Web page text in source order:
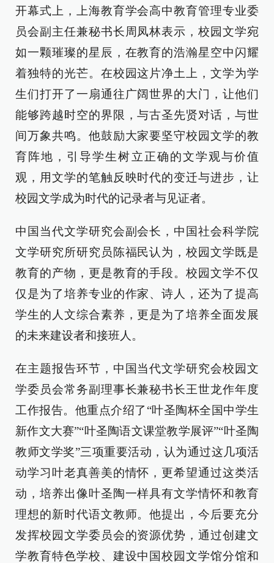
开幕式上，上海教育学会高中教育管理专业委
员会副主任兼秘书长周凤林表示，校园文学宛
如一颗璀璨的星辰，在教育的浩瀚星空中闪耀
着独特的光芒。在校园这片净土上，文学为学
生们打开了一扇通往广阔世界的大门，让他们
能够跨越时空的界限，与古圣先贤对话，与世
间万象共鸣。他鼓励大家要坚守校园文学的教
育阵地，引导学生树立正确的文学观与价值
观，用文学的笔触反映时代的变迁与进步，让
校园文学成为时代的记录者与见证者。
中国当代文学研究会副会长，中国社会科学院
文学研究所研究员陈福民认为，校园文学既是
教育的产物，更是教育的手段。校园文学不仅
仅是为了培养专业的作家、诗人，还为了提高
学生的人文综合素养，更是为了培养全面发展
的未来建设者和接班人。
在主题报告环节，中国当代文学研究会校园文
学委员会常务副理事长兼秘书长王世龙作年度
工作报告。他重点介绍了“叶圣陶杯全国中学生
新作文大赛”“叶圣陶语文课堂教学展评”“叶圣陶
教师文学奖”三项重要活动，认为通过这几项活
动学习叶老真善美的情怀，更希望通过这类活
动，培养出像叶圣陶一样具有文学情怀和教育
理想的新时代语文教师。他提出，今后要充分
发挥校园文学委员会的资源优势，通过创建文
学教育特色学校、建设中国校园文学馆分馆和